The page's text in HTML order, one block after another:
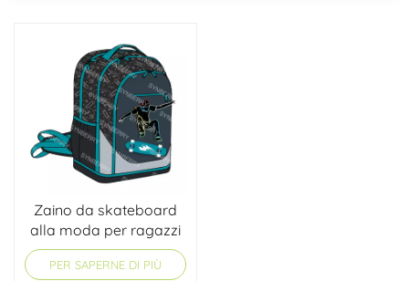
Zaino da skateboard
alla moda per ragazzi
della scuola
elementare
PER SAPERNE DI PIÙ